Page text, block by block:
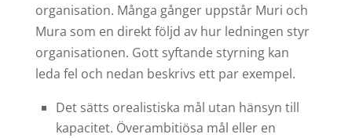
organisation. Många gånger uppstår Muri och
Mura som en direkt följd av hur ledningen styr
organisationen. Gott syftande styrning kan
leda fel och nedan beskrivs ett par exempel.
Det sätts orealistiska mål utan hänsyn till
kapacitet. Överambitiösa mål eller en